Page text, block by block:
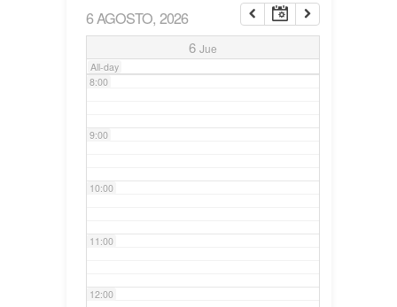
6 AGOSTO, 2026
6 Jue
All-day
7:00
8:00
9:00
10:00
11:00
12:00